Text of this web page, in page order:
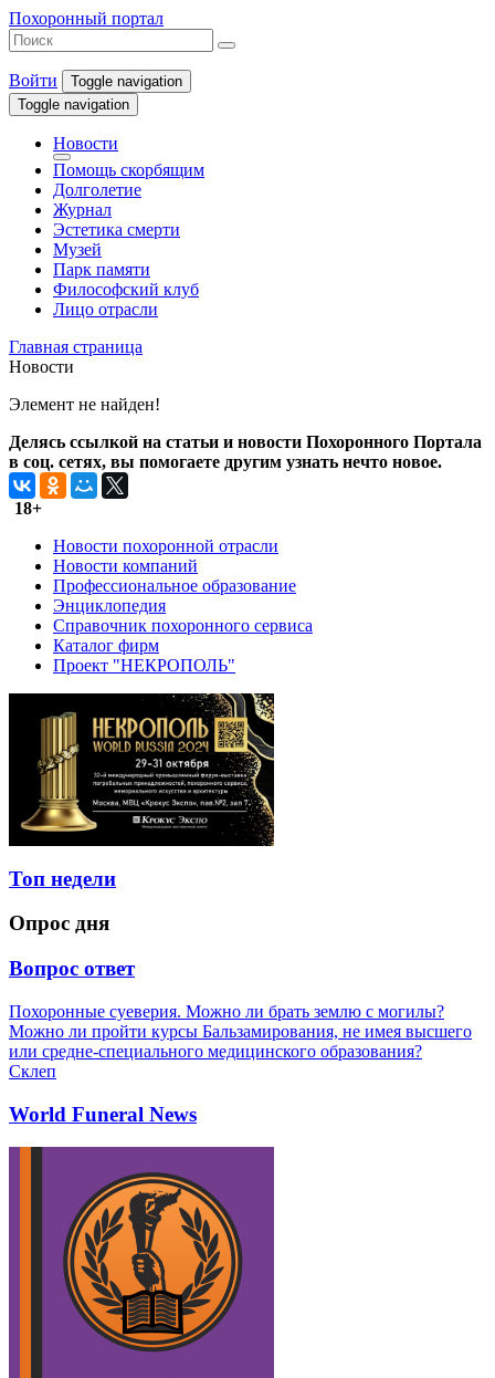
Похоронный портал
Войти
Toggle navigation
Toggle navigation
Новости
Помощь скорбящим
Долголетие
Журнал
Эстетика смерти
Музей
Парк памяти
Философский клуб
Лицо отрасли
Главная страница
Новости
Элемент не найден!
Делясь ссылкой на статьи и новости Похоронного Портала
в соц. сетях, вы помогаете другим узнать нечто новое.
18+
Новости похоронной отрасли
Новости компаний
Профессиональное образование
Энциклопедия
Справочник похоронного сервиса
Каталог фирм
Проект "НЕКРОПОЛЬ"
Топ недели
Опрос дня
Вопрос ответ
Похоронные суеверия. Можно ли брать землю с могилы?
Можно ли пройти курсы Бальзамирования, не имея высшего
или средне-специального медицинского образования?
Склеп
World Funeral News